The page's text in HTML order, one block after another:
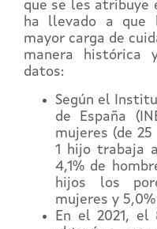
que se les atribuye
ha llevado a que
mayor carga de
manera histórica
datos:
Según el
de España
mujeres (de
1 hijo trabaja
4,1% de
hijos los
mujeres y
En el 2021, el